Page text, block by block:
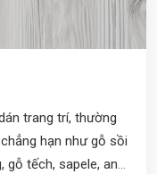
trang trí, thường
hạn như gỗ sồi
gỗ tếch, sapele, anh